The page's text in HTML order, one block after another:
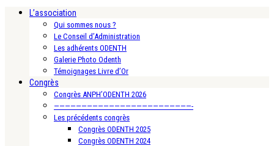
L’association
Qui sommes nous ?
Le Conseil d’Administration
Les adhérents ODENTH
Galerie Photo Odenth
Témoignages Livre d’Or
Congrès
Congrès ANPH’ODENTH 2026
—————————————————————————-
Les précédents congrès
Congrès ODENTH 2025
Congrès ODENTH 2024